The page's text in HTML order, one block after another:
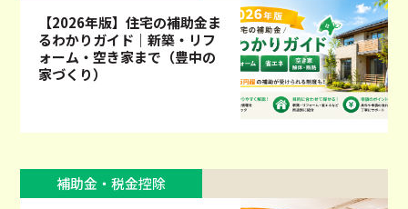
【2026年版】住宅の補助金ま
るわかりガイド｜新築・リフ
ォーム・空き家まで（豊中の
家づくり）
補助金・税金控除